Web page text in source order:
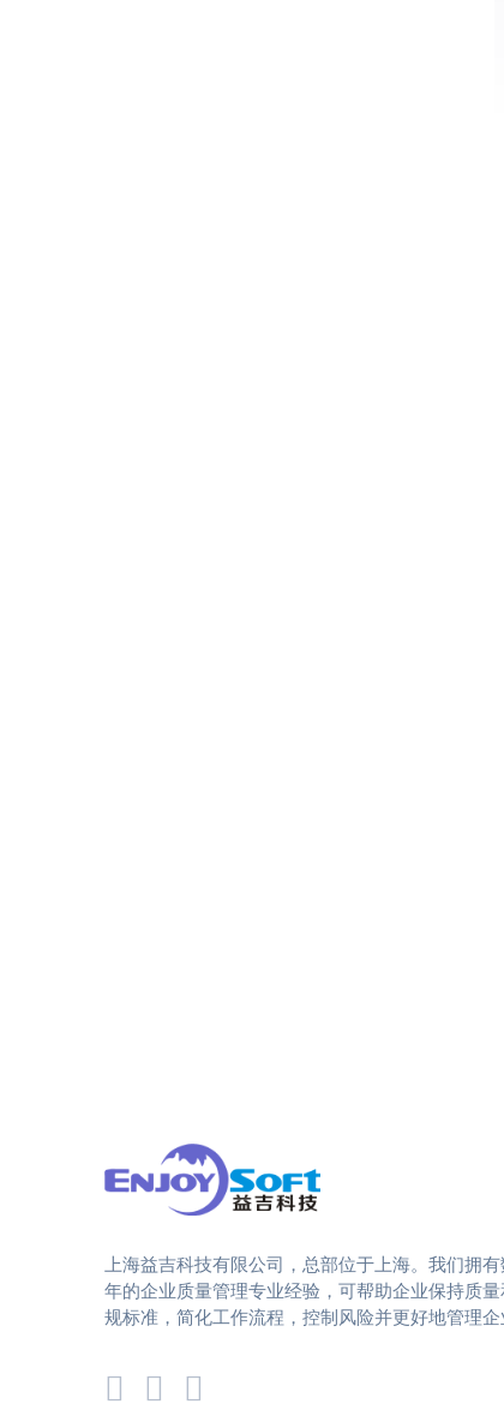
上海益吉科技有限公司，总部位于上海。我们拥
年的企业质量管理专业经验，可帮助企业保持质量
规标准，简化工作流程，控制风险并更好地管理企